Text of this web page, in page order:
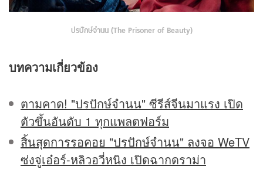
ปรปักษ์จำนน (The Prisoner of Beauty)
บทความเกี่ยวข้อง
ตามคาด! "ปรปักษ์จำนน" ซีรีส์จีนมาแรง เปิด
ตัวขึ้นอันดับ 1 ทุกแพลตฟอร์ม
สิ้นสุดการรอคอย "ปรปักษ์จำนน" ลงจอ WeTV
ซ่งจู่เอ๋อร์-หลิวอวี่หนิง เปิดฉากดราม่า